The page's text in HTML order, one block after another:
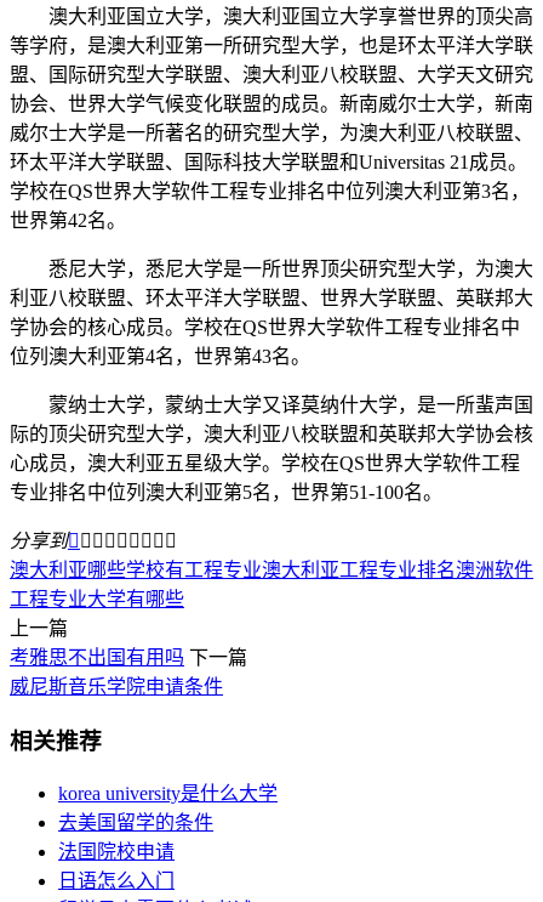
澳大利亚国立大学，澳大利亚国立大学享誉世界的顶尖高
等学府，是澳大利亚第一所研究型大学，也是环太平洋大学联
盟、国际研究型大学联盟、澳大利亚八校联盟、大学天文研究
协会、世界大学气候变化联盟的成员。新南威尔士大学，新南
威尔士大学是一所著名的研究型大学，为澳大利亚八校联盟、
环太平洋大学联盟、国际科技大学联盟和Universitas 21成员。
学校在QS世界大学软件工程专业排名中位列澳大利亚第3名，
世界第42名。
悉尼大学，悉尼大学是一所世界顶尖研究型大学，为澳大
利亚八校联盟、环太平洋大学联盟、世界大学联盟、英联邦大
学协会的核心成员。学校在QS世界大学软件工程专业排名中
位列澳大利亚第4名，世界第43名。
蒙纳士大学，蒙纳士大学又译莫纳什大学，是一所蜚声国
际的顶尖研究型大学，澳大利亚八校联盟和英联邦大学协会核
心成员，澳大利亚五星级大学。学校在QS世界大学软件工程
专业排名中位列澳大利亚第5名，世界第51-100名。
分享到        
澳大利亚哪些学校有工程专业澳大利亚工程专业排名澳洲软件
工程专业大学有哪些
上一篇
考雅思不出国有用吗 下一篇
威尼斯音乐学院申请条件
相关推荐
korea university是什么大学
去美国留学的条件
法国院校申请
日语怎么入门